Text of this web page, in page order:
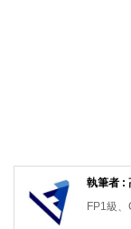
執筆者 :
FP1級